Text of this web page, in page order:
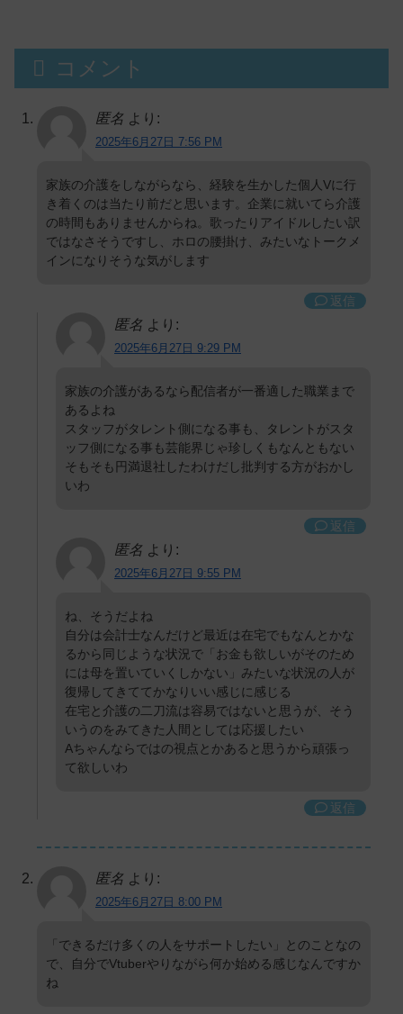
コメント
匿名 より:
2025年6月27日 7:56 PM
家族の介護をしながらなら、経験を生かした個人Vに行
き着くのは当たり前だと思います。企業に就いてら介護
の時間もありませんからね。歌ったりアイドルしたい訳
ではなさそうですし、ホロの腰掛け、みたいなトークメ
インになりそうな気がします
返信
匿名 より:
2025年6月27日 9:29 PM
家族の介護があるなら配信者が一番適した職業まで
あるよね
スタッフがタレント側になる事も、タレントがスタ
ッフ側になる事も芸能界じゃ珍しくもなんともない
そもそも円満退社したわけだし批判する方がおかし
いわ
返信
匿名 より:
2025年6月27日 9:55 PM
ね、そうだよね
自分は会計士なんだけど最近は在宅でもなんとかな
るから同じような状況で「お金も欲しいがそのため
には母を置いていくしかない」みたいな状況の人が
復帰してきててかなりいい感じに感じる
在宅と介護の二刀流は容易ではないと思うが、そう
いうのをみてきた人間としては応援したい
Aちゃんならではの視点とかあると思うから頑張っ
て欲しいわ
返信
匿名 より:
2025年6月27日 8:00 PM
「できるだけ多くの人をサポートしたい」とのことなの
で、自分でVtuberやりながら何か始める感じなんですか
ね